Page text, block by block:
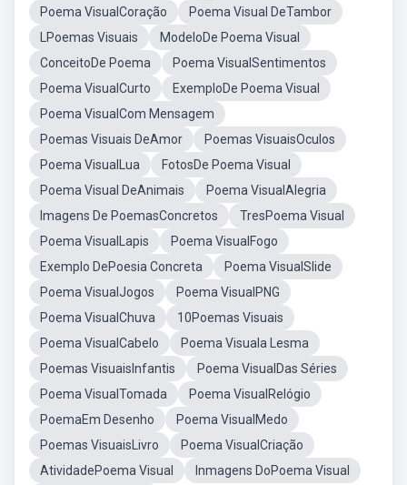
Poema VisualCoração
Poema Visual DeTambor
LPoemas Visuais
ModeloDe Poema Visual
ConceitoDe Poema
Poema VisualSentimentos
Poema VisualCurto
ExemploDe Poema Visual
Poema VisualCom Mensagem
Poemas Visuais DeAmor
Poemas VisuaisOculos
Poema VisualLua
FotosDe Poema Visual
Poema Visual DeAnimais
Poema VisualAlegria
Imagens De PoemasConcretos
TresPoema Visual
Poema VisualLapis
Poema VisualFogo
Exemplo DePoesia Concreta
Poema VisualSlide
Poema VisualJogos
Poema VisualPNG
Poema VisualChuva
10Poemas Visuais
Poema VisualCabelo
Poema Visuala Lesma
Poemas VisuaisInfantis
Poema VisualDas Séries
Poema VisualTomada
Poema VisualRelógio
PoemaEm Desenho
Poema VisualMedo
Poemas VisuaisLivro
Poema VisualCriação
AtividadePoema Visual
Inmagens DoPoema Visual